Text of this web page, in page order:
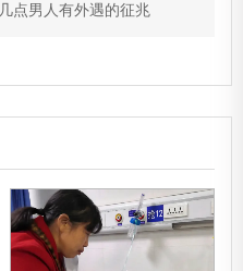
点男人有外遇的征兆